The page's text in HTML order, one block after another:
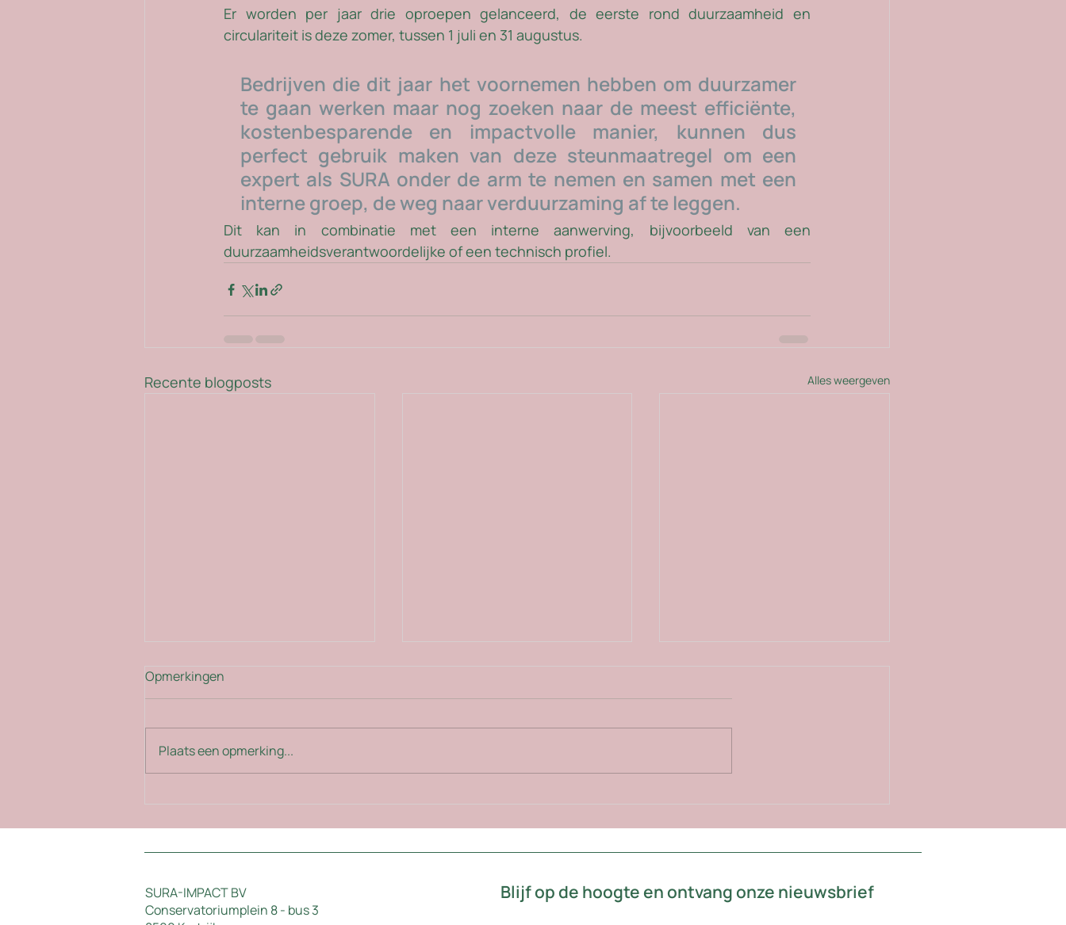
Er worden per jaar drie oproepen gelanceerd, de eerste rond duurzaamheid en
circulariteit is deze zomer, tussen 1 juli en 31 augustus.
Bedrijven die dit jaar het voornemen hebben om duurzamer
te gaan werken maar nog zoeken naar de meest efficiënte,
kostenbesparende en impactvolle manier, kunnen dus
perfect gebruik maken van deze steunmaatregel om een
expert als SURA onder de arm te nemen en samen met een
interne groep, de weg naar verduurzaming af te leggen.
Dit kan in combinatie met een interne aanwerving, bijvoorbeeld van een
duurzaamheidsverantwoordelijke of een technisch profiel.
Recente blogposts Alles weergeven
Opmerkingen
Plaats een opmerking...
SURA-IMPACT BV
Conservatoriumplein 8 - bus 3
Blijf op de hoogte en ontvang onze nieuwsbrief